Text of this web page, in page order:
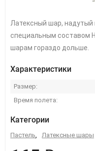
Латексный шар,
специальным составом
шарам гораздо дольше.
Характеристики
Размер:
Время полета:
Категории
Пастель, Латексные шары